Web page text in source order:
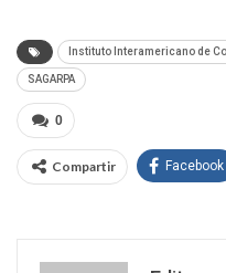
Instituto Interamericano de
SAGARPA
0
Compartir Facebook